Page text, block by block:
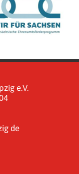
e.V.
de